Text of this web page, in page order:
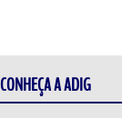
CONHEÇA A ADIG